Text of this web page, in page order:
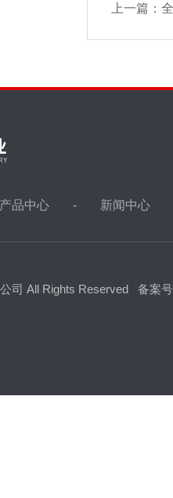
上一篇：
产品中心 新闻中心
司 All Rights Reserved 备案